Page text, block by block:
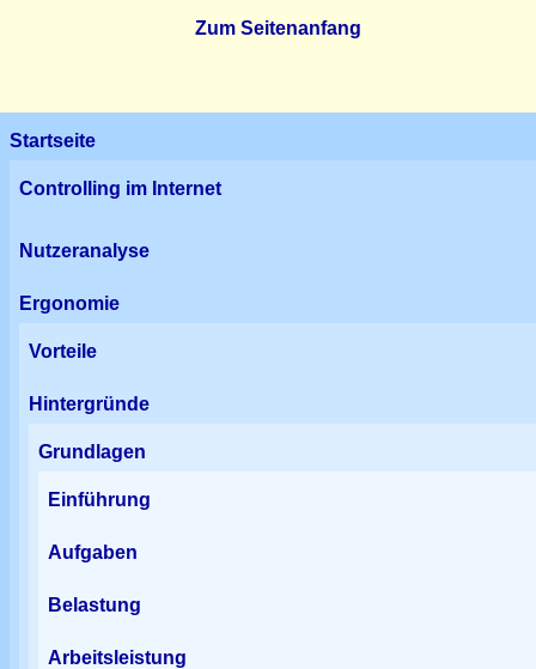
Zum Seitenanfang
Startseite
Controlling im Internet
Nutzeranalyse
Ergonomie
Vorteile
Hintergründe
Grundlagen
Einführung
Aufgaben
Belastung
Arbeitsleistung